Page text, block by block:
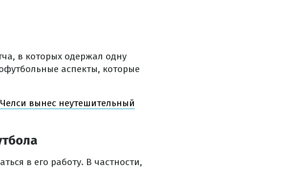
в которых одержал одну
аспекты, которые
вынес неутешительный
в его работу. В частности,